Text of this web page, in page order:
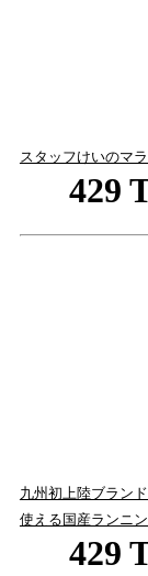
スタッフけいのマ
九州初上陸ブラン
使える国産ランニ